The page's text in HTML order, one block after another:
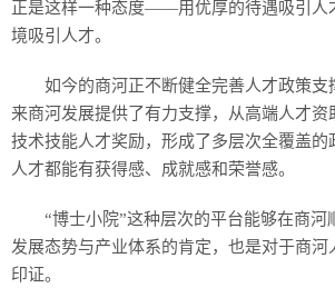
正是这样一种态度——用优厚的待遇吸引人
境吸引人才。
如今的商河正不断健全完善人才政策支
来商河发展提供了有力支撑，从高端人才资
技术技能人才奖励，形成了多层次全覆盖的
人才都能有获得感、成就感和荣誉感。
“博士小院”这种层次的平台能够在商河
发展态势与产业体系的肯定，也是对于商河
印证。